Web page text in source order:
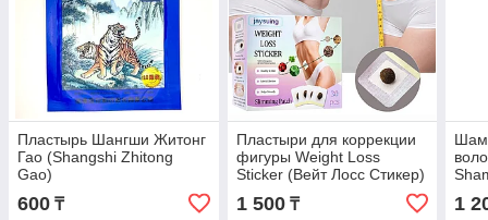
Пластырь Шангши Житонг
Гао (Shangshi Zhitong
Gao)
противоревматический (
10 штук )
600 ₸
Пластыри для коррекции
фигуры Weight Loss
Sticker (Вейт Лосс Стикер)
(30 шт.)
1 500₸ 1